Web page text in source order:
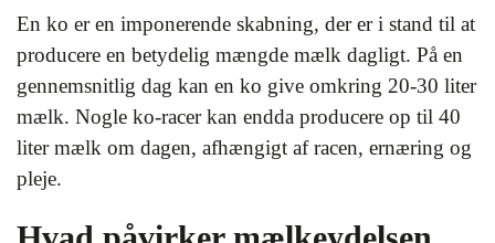
En ko er en imponerende skabning, der er i stand til at
producere en betydelig mængde mælk dagligt. På en
gennemsnitlig dag kan en ko give omkring 20-30 liter
mælk. Nogle ko-racer kan endda producere op til 40
liter mælk om dagen, afhængigt af racen, ernæring og
pleje.